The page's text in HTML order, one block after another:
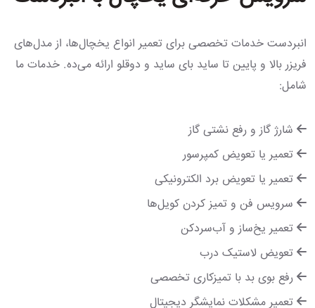
انبردست خدمات تخصصی برای تعمیر انواع یخچال‌ها، از مدل‌های
فریزر بالا و پایین تا ساید بای ساید و دوقلو ارائه می‌ده. خدمات ما
شامل:
شارژ گاز و رفع نشتی گاز
تعمیر یا تعویض کمپرسور
تعمیر یا تعویض برد الکترونیکی
سرویس فن و تمیز کردن کویل‌ها
تعمیر یخ‌ساز و آب‌سردکن
تعویض لاستیک درب
رفع بوی بد با تمیزکاری تخصصی
تعمیر مشکلات نمایشگر دیجیتال